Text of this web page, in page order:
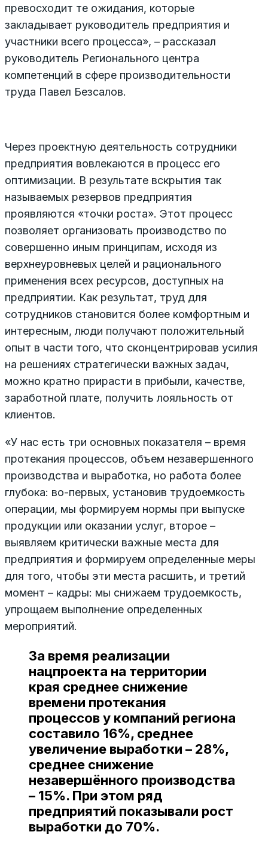
превосходит те ожидания, которые
закладывает руководитель предприятия и
участники всего процесса», – рассказал
руководитель Регионального центра
компетенций в сфере производительности
труда Павел Безсалов.
Через проектную деятельность сотрудники
предприятия вовлекаются в процесс его
оптимизации. В результате вскрытия так
называемых резервов предприятия
проявляются «точки роста». Этот процесс
позволяет организовать производство по
совершенно иным принципам, исходя из
верхнеуровневых целей и рационального
применения всех ресурсов, доступных на
предприятии. Как результат, труд для
сотрудников становится более комфортным и
интересным, люди получают положительный
опыт в части того, что сконцентрировав усилия
на решениях стратегически важных задач,
можно кратно прирасти в прибыли, качестве,
заработной плате, получить лояльность от
клиентов.
«У нас есть три основных показателя – время
протекания процессов, объем незавершенного
производства и выработка, но работа более
глубока: во-первых, установив трудоемкость
операции, мы формируем нормы при выпуске
продукции или оказании услуг, второе –
выявляем критически важные места для
предприятия и формируем определенные меры
для того, чтобы эти места расшить, и третий
момент – кадры: мы снижаем трудоемкость,
упрощаем выполнение определенных
мероприятий.
За время реализации
нацпроекта на территории
края среднее снижение
времени протекания
процессов у компаний региона
составило 16%, среднее
увеличение выработки – 28%,
среднее снижение
незавершённого производства
– 15%. При этом ряд
предприятий показывали рост
выработки до 70%.